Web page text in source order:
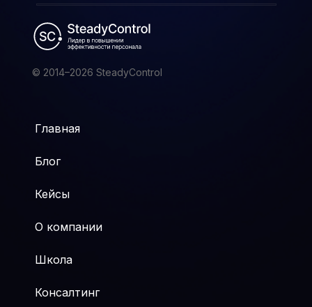
© 2014–2026 SteadyControl
Школа
Главная
Консалтинг
Блог
Кейсы
О компании